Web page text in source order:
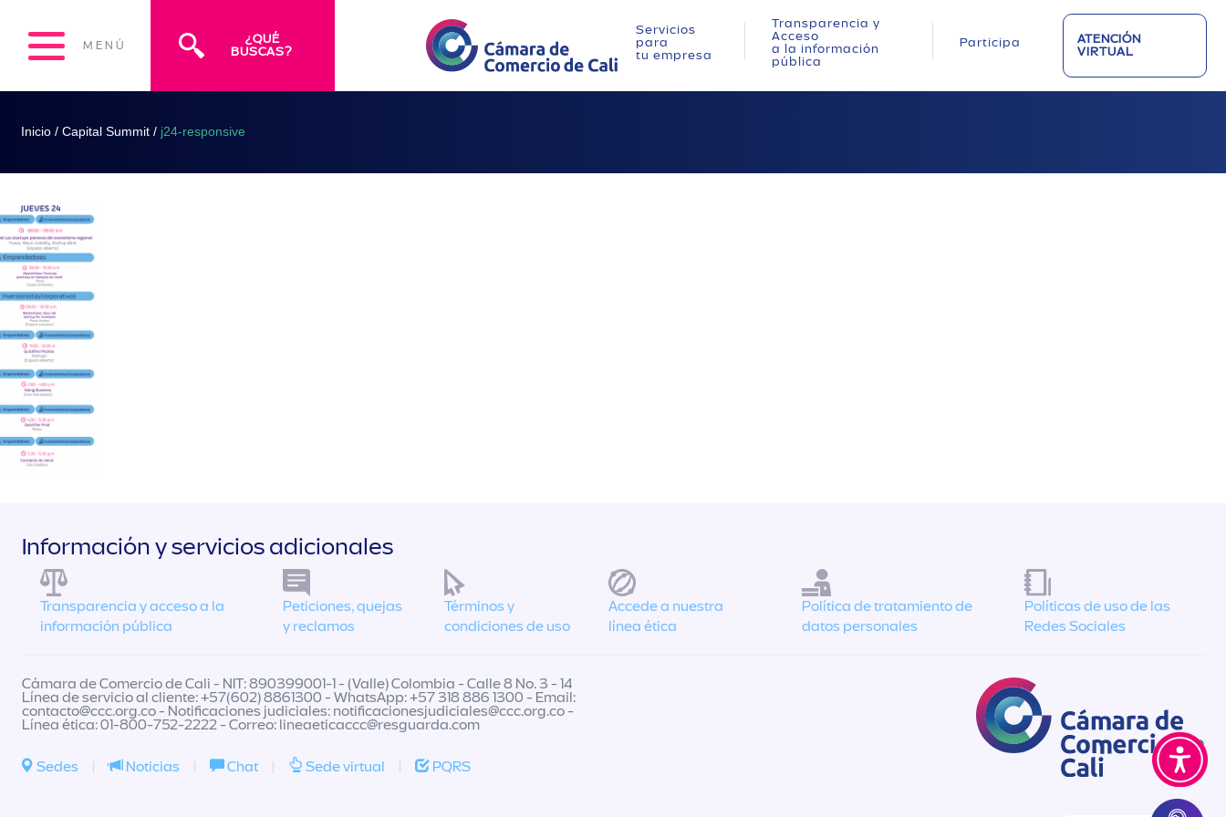
MENÚ
¿QUÉ
BUSCAS?
Servicios
para
tu empresa
Transparencia y
Acceso
a la información
pública
Participa
ATENCIÓN
VIRTUAL
Inicio / Capital Summit / j24-responsive
Información y servicios adicionales
Transparencia y acceso a la
información pública
Peticiones, quejas
y reclamos
Términos y
condiciones de uso
Accede a nuestra
línea ética
Política de tratamiento de
datos personales
Políticas de uso de las
Redes Sociales
Cámara de Comercio de Cali - NIT: 890399001-1 - (Valle) Colombia - Calle 8 No. 3 - 14
Línea de servicio al cliente: +57(602) 8861300 - WhatsApp: +57 318 886 1300 - Email:
contacto@ccc.org.co- Notificaciones judiciales: notificacionesjudiciales@ccc.org.co-
Línea ética: 01-800-752-2222 - Correo: lineaeticaccc@resguarda.com
Sedes | Noticias | Chat | Sede virtual | PQRS